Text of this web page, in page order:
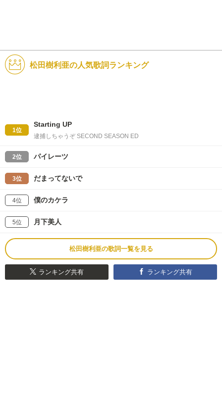
松田樹利亜の人気歌詞ランキング
1位
Starting UP
逮捕しちゃうぞ SECOND SEASON ED
2位 パイレーツ
3位 だまってないで
4位 僕のカケラ
5位 月下美人
松田樹利亜の歌詞一覧を見る
ランキング共有 ランキング共有